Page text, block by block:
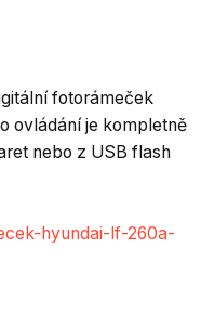
fotorámeček
ovládání je kompletně
nebo z USB flash
hyundai-lf-260a-